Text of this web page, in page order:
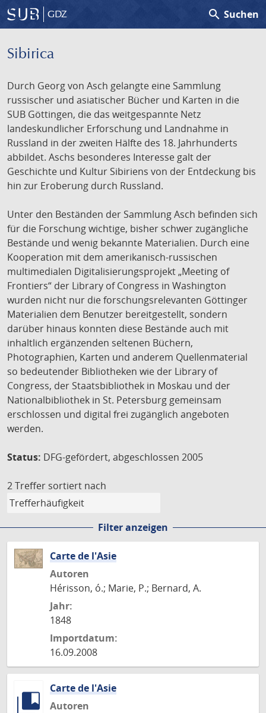
GDZ search Suchen
Sibirica
Durch Georg von Asch gelangte eine Sammlung
russischer und asiatischer Bücher und Karten in die
SUB Göttingen, die das weitgespannte Netz
landeskundlicher Erforschung und Landnahme in
Russland in der zweiten Hälfte des 18. Jahrhunderts
abbildet. Aschs besonderes Interesse galt der
Geschichte und Kultur Sibiriens von der Entdeckung bis
hin zur Eroberung durch Russland.
Unter den Beständen der Sammlung Asch befinden sich
für die Forschung wichtige, bisher schwer zugängliche
Bestände und wenig bekannte Materialien. Durch eine
Kooperation mit dem amerikanisch-russischen
multimedialen Digitalisierungsprojekt „Meeting of
Frontiers“ der Library of Congress in Washington
wurden nicht nur die forschungsrelevanten Göttinger
Materialien dem Benutzer bereitgestellt, sondern
darüber hinaus konnten diese Bestände auch mit
inhaltlich ergänzenden seltenen Büchern,
Photographien, Karten und anderem Quellenmaterial
so bedeutender Bibliotheken wie der Library of
Congress, der Staatsbibliothek in Moskau und der
Nationalbibliothek in St. Petersburg gemeinsam
erschlossen und digital frei zugänglich angeboten
werden.
Status: DFG-gefördert, abgeschlossen 2005
2 Treffer sortiert nach
Filter anzeigen
Carte de l'Asie
Autoren
Hérisson, ó.; Marie, P.; Bernard, A.
Jahr:
1848
Importdatum:
16.09.2008
Carte de l'Asie
Autoren